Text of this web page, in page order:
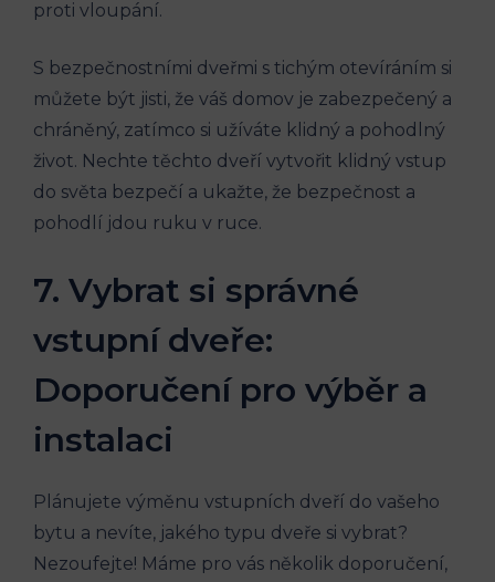
proti vloupání.
S bezpečnostními dveřmi s tichým otevíráním si
můžete být jisti, že váš domov je zabezpečený a
chráněný, zatímco si užíváte klidný a pohodlný
život. Nechte těchto dveří vytvořit klidný vstup
do světa bezpečí a ukažte, že bezpečnost a
pohodlí jdou ruku v ruce.
7. Vybrat si správné
vstupní dveře:
Doporučení pro výběr a
instalaci
Plánujete výměnu vstupních dveří do vašeho
bytu a nevíte, jakého typu dveře si vybrat?
Nezoufejte! Máme pro vás několik doporučení,